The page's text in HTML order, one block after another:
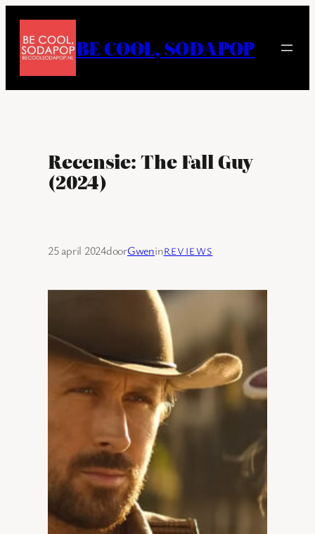
naar
inhoud
BE COOL, SODAPOP
Recensie: The Fall Guy
(2024)
25 april 2024doorGweninREVIEWS